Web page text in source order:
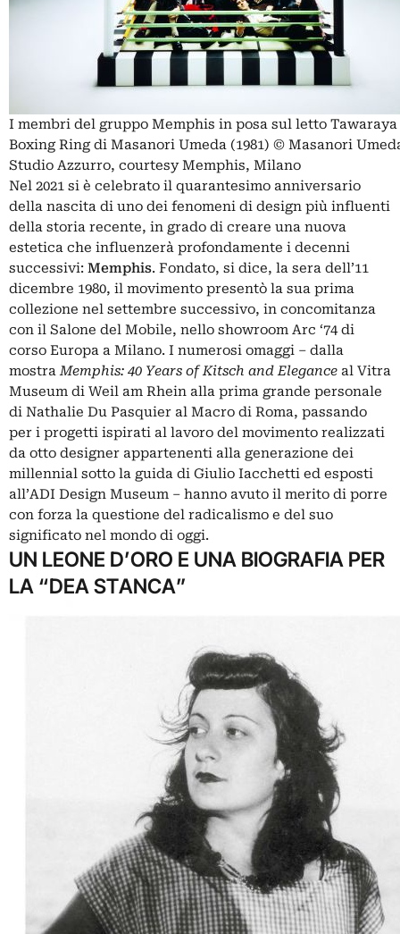
I membri del gruppo Memphis in posa sul letto Tawaraya
Boxing Ring di Masanori Umeda (1981) © Masanori
Studio Azzurro, courtesy Memphis, Milano
Nel 2021 si è celebrato il quarantesimo anniversario
della nascita di uno dei fenomeni di design più influenti
della storia recente, in grado di creare una nuova
estetica che influenzerà profondamente i decenni
successivi: Memphis. Fondato, si dice, la sera dell’11
dicembre 1980, il movimento presentò la sua prima
collezione nel settembre successivo, in concomitanza
con il Salone del Mobile, nello showroom Arc ‘74 di
corso Europa a Milano. I numerosi omaggi – dalla
mostraMemphis: 40 Years of Kitsch and Elegance al Vitra
Museum di Weil am Rhein alla prima grande personale
di Nathalie Du Pasquier al Macro di Roma, passando
per i progetti ispirati al lavoro del movimento realizzati
da otto designer appartenenti alla generazione dei
millennial sotto la guida di Giulio Iacchetti ed esposti
all’ADI Design Museum – hanno avuto il merito di porre
con forza la questione del radicalismo e del suo
significato nel mondo di oggi.
UN LEONE D’ORO E UNA BIOGRAFIA PER
LA “DEA STANCA”